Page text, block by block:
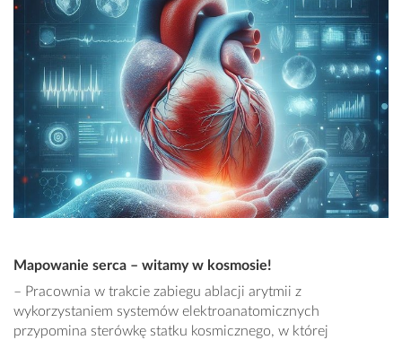
Mapowanie serca – witamy w kosmosie!
– Pracownia w trakcie zabiegu ablacji arytmii z
wykorzystaniem systemów elektroanatomicznych
przypomina sterówkę statku kosmicznego, w której